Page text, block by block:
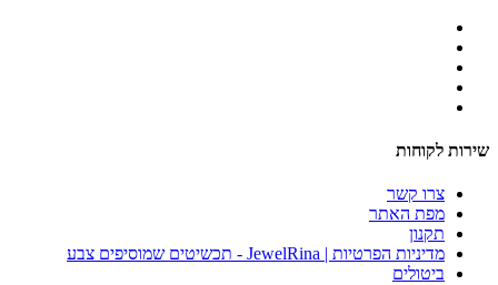
שירות לקוחות
צרו קשר
מפת האתר
תקנון
מדיניות הפרטיות | JewelRina - תכשיטים שמוסיפים צבע
ביטולים